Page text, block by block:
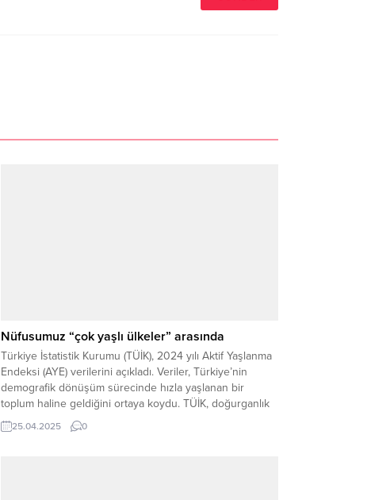
Nüfusumuz “çok yaşlı ülkeler” arasında
Türkiye İstatistik Kurumu (TÜİK), 2024 yılı Aktif Yaşlanma
Endeksi (AYE) verilerini açıkladı. Veriler, Türkiye’nin
demografik dönüşüm sürecinde hızla yaşlanan bir
toplum haline geldiğini ortaya koydu. TÜİK, doğurganlık
hızındaki sürekli azalma ve sağlık hizmetlerindeki
gelişmelerin yaşlı nüfus oranındaki artışı hızlandırdığını
25.04.2025 0